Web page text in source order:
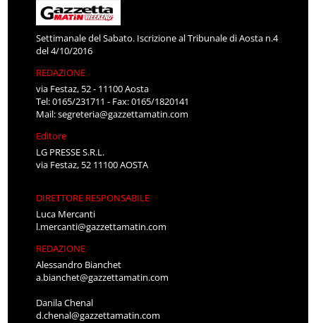
Settimanale del Sabato. Iscrizione al Tribunale di Aosta n.4
del 4/10/2016
REDAZIONE
via Festaz, 52 - 11100 Aosta
Tel: 0165/231711 - Fax: 0165/1820141
Mail:segreteria@gazzettamatin.com
Editore
LG PRESSE S.R.L.
via Festaz, 52 11100 AOSTA
DIRETTORE RESPONSABILE
Luca Mercanti
l.mercanti@gazzettamatin.com
REDAZIONE
Alessandro Bianchet
a.bianchet@gazzettamatin.com
Danila Chenal
d.chenal@gazzettamatin.com